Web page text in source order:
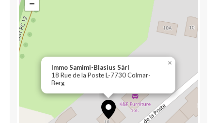
Immo Samimi-Blasius Sàrl
18 Rue de la Poste L-7730 Colmar-
Berg
×
−